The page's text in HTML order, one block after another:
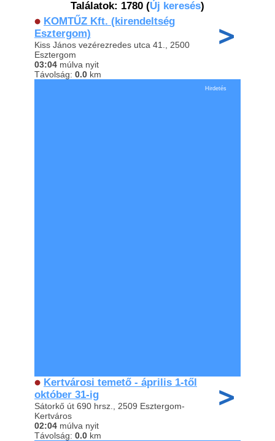
Találatok: 1780 (Új keresés)
KOMTŰZ Kft. (kirendeltség
Esztergom)
Kiss János vezérezredes utca 41., 2500
Esztergom
03:04 múlva nyit
Távolság: 0.0 km
Hirdetés
Kertvárosi temető - április 1-től
október 31-ig
Sátorkő út 690 hrsz., 2509 Esztergom-
Kertváros
02:04 múlva nyit
Távolság: 0.0 km